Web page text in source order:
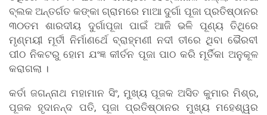
ବ୍ଲକ ଅନ୍ତର୍ଗତ କଙ୍କା ଗ୍ରାମରେ ମାଆ ଦୁର୍ଗା ପୂଜା ପ୍ରତିଷ୍ଠାନର
୩୦ତମ ଶାରଦୀୟ ଦୁର୍ଗାପୂଜା ପାଇଁ ଆଜି ଭଳି ପୂଣ୍ୟ ତିଥିରେ
ମୃଣ୍ମୟୀ ମୂର୍ତୀ ନିର୍ମାଣର୍ଥେ ବ୍ରାହ୍ମଣୀ ନଦୀ ତୀରେ ଥିବା ଭୈରବୀ
ପୀଠ ନିକଟରୁ ହୋମ ଯଂଜ୍ଞ କୀର୍ତନ ପୂଜା ପାଠ କରି ମୂର୍ତିକା ଅନୁକୂଳ
କରାଗଲା ।
କର୍ତା ଜଗନ୍ନାଥ ମହାମାନ ସିଂ, ମୁଖ୍ୟ ପୂଜକ ଅସିତ କୁମାର ମିଶ୍ର,
ପୂଜକ ହୃଦାନନ୍ଦ ପତି, ପୂଜା ପ୍ରତିଷ୍ଠାନର ମୁଖ୍ୟ ମହେଶ୍ୱର